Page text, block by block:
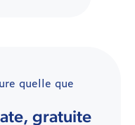
quelle que
gratuite